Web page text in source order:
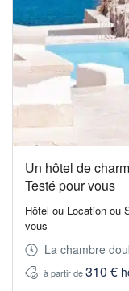
Un hôtel de
Testé pour vous
Hôtel ou Location ou
vous
La chambre
à partir de310 €